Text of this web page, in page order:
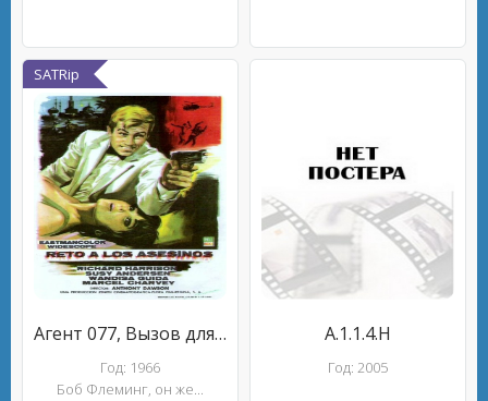
SATRip
Агент 077, Вызов для убийц
Год: 1966
Боб Флеминг, он же...
A.1.1.4.H
Год: 2005